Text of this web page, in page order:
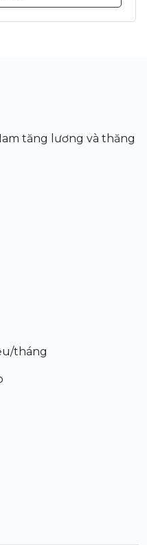
tăng lương và thăng
tháng